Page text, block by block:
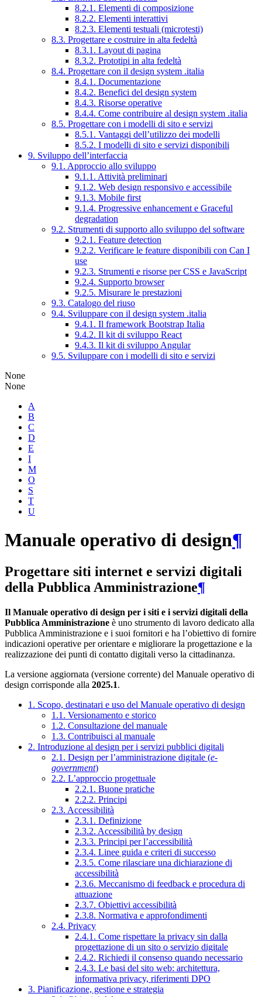
8.2.1. Elementi di composizione
8.2.2. Elementi interattivi
8.2.3. Elementi testuali (microtesti)
8.3. Progettare e costruire in alta fedeltà
8.3.1. Layout di pagina
8.3.2. Prototipi in alta fedeltà
8.4. Progettare con il design system .italia
8.4.1. Documentazione
8.4.2. Benefici del design system
8.4.3. Risorse operative
8.4.4. Come contribuire al design system .italia
8.5. Progettare con i modelli di sito e servizi
8.5.1. Vantaggi dell’utilizzo dei modelli
8.5.2. I modelli di sito e servizi disponibili
9. Sviluppo dell’interfaccia
9.1. Approccio allo sviluppo
9.1.1. Attività preliminari
9.1.2. Web design responsivo e accessibile
9.1.3. Mobile first
9.1.4. Progressive enhancement e Graceful
degradation
9.2. Strumenti di supporto allo sviluppo del software
9.2.1. Feature detection
9.2.2. Verificare le feature disponibili con Can I
use
9.2.3. Strumenti e risorse per CSS e JavaScript
9.2.4. Supporto browser
9.2.5. Misurare le prestazioni
9.3. Catalogo del riuso
9.4. Sviluppare con il design system .italia
9.4.1. Il framework Bootstrap Italia
9.4.2. Il kit di sviluppo React
9.4.3. Il kit di sviluppo Angular
9.5. Sviluppare con i modelli di sito e servizi
None
None
A
B
C
D
E
I
M
O
S
T
U
Manuale operativo di design¶
Progettare siti internet e servizi digitali
della Pubblica Amministrazione¶
Il Manuale operativo di design per i siti e i servizi digitali della
Pubblica Amministrazione è uno strumento di lavoro dedicato alla
Pubblica Amministrazione e i suoi fornitori e ha l’obiettivo di fornire
indicazioni operative per orientare e migliorare la progettazione e la
realizzazione dei punti di contatto digitali verso la cittadinanza.
La versione aggiornata (versione corrente) del Manuale operativo di
design corrisponde alla 2025.1.
1. Scopo, destinatari e uso del Manuale operativo di design
1.1. Versionamento e storico
1.2. Consultazione del manuale
1.3. Contribuisci al manuale
2. Introduzione al design per i servizi pubblici digitali
2.1. Design per l’amministrazione digitale (e-
government)
2.2. L’approccio progettuale
2.2.1. Buone pratiche
2.2.2. Principi
2.3. Accessibilità
2.3.1. Definizione
2.3.2. Accessibilità by design
2.3.3. Principi per l’accessibilità
2.3.4. Linee guida e criteri di successo
2.3.5. Come rilasciare una dichiarazione di
accessibilità
2.3.6. Meccanismo di feedback e procedura di
attuazione
2.3.7. Obiettivi accessibilità
2.3.8. Normativa e approfondimenti
2.4. Privacy
2.4.1. Come rispettare la privacy sin dalla
progettazione di un sito o servizio digitale
2.4.2. Richiedi il consenso quando necessario
2.4.3. Le basi del sito web: architettura,
informativa privacy, riferimenti DPO
3. Pianificazione, gestione e strategia